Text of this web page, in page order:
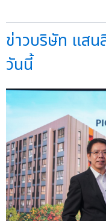
ข่าวบริษัท แสน
วันนี้